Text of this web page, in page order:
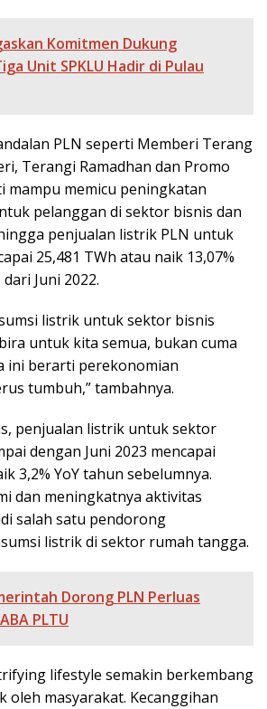
Komitmen Dukung
Unit SPKLU Hadir di Pulau
PLN seperti Memberi Terang
Terangi Ramadhan dan Promo
mampu memicu peningkatan
pelanggan di sektor bisnis dan
penjualan listrik PLN untuk
25,481 TWh atau naik 13,07%
Juni 2022.
listrik untuk sektor bisnis
untuk kita semua, bukan cuma
ini berarti perekonomian
tumbuh,” tambahnya.
penjualan listrik untuk sektor
dengan Juni 2023 mencapai
3,2% YoY tahun sebelumnya.
dan meningkatnya aktivitas
salah satu pendorong
listrik di sektor rumah tangga.
Dorong PLN Perluas
PLTU
lifestyle semakin berkembang
oleh masyarakat. Kecanggihan